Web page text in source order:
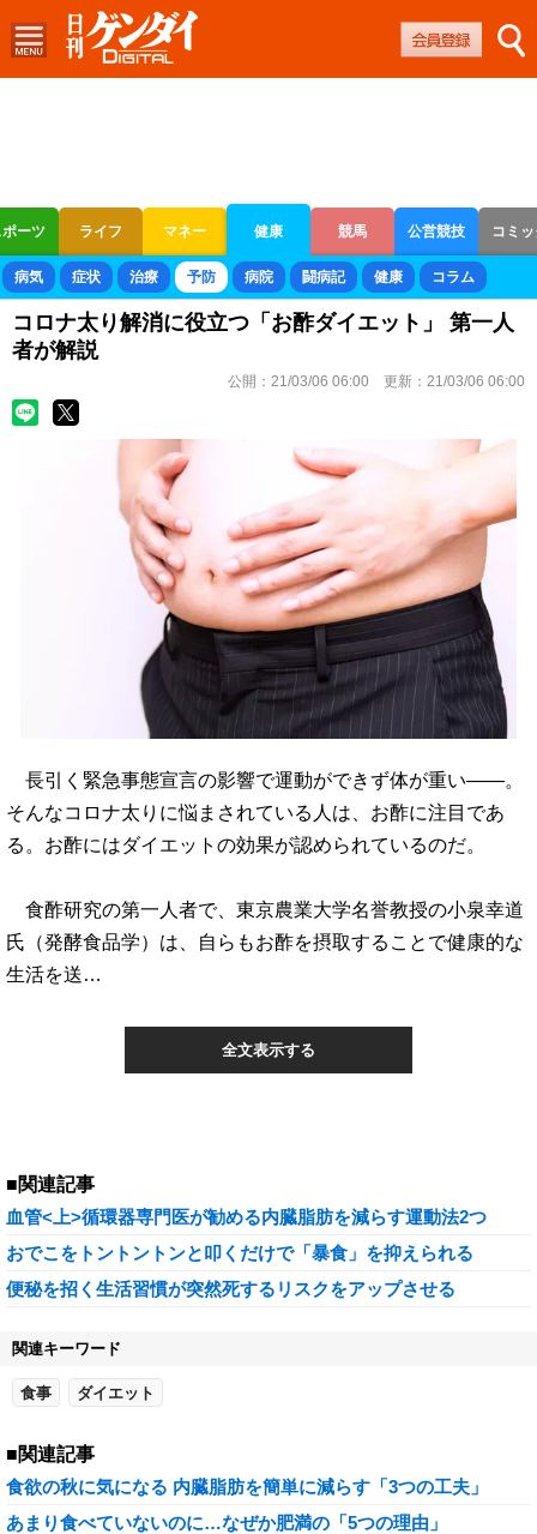
ーツ ライフ マネー 健康 競馬 公営競技 コミ
ボートレース 競輪 オートレース
病気 症状 治療 予防 病院 闘病記 健康 コラム
コロナ太り解消に役立つ「お酢ダイエット」 第一人
者が解説
公開： 21/03/06 06:00 更新： 21/03/06 06:00
長引く緊急事態宣言の影響で運動ができず体が重い――。
そんなコロナ太りに悩まされている人は、お酢に注目であ
る。お酢にはダイエットの効果が認められているのだ。
食酢研究の第一人者で、東京農業大学名誉教授の小泉幸道
氏（発酵食品学）は、自らもお酢を摂取することで健康的な
生活を送…
全文表示する
■関連記事
血管<上>循環器専門医が勧める内臓脂肪を減らす運動法2つ
おでこをトントントンと叩くだけで「暴食」を抑えられる
便秘を招く生活習慣が突然死するリスクをアップさせる
関連キーワード
食事 ダイエット
■関連記事
食欲の秋に気になる 内臓脂肪を簡単に減らす「3つの工夫」
あまり食べていないのに…なぜか肥満の「5つの理由」